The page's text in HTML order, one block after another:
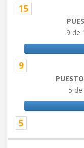
15
9 de
9
5
5